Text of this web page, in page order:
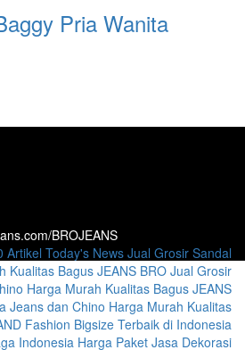
Pria Wanita
BROJEANS
Artikel Today's News Jual Grosir Sandal
Kualitas Bagus JEANS BRO Jual Grosir
Harga Murah Kualitas Bagus JEANS
Jeans dan Chino Harga Murah Kualitas
Fashion Bigsize Terbaik di Indonesia
Indonesia Harga Paket Jasa Dekorasi